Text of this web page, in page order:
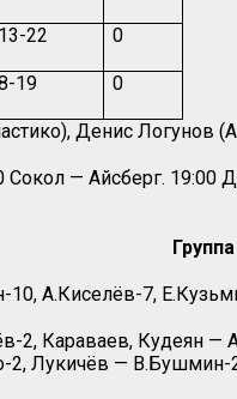
13-22 0
19 0
Денис Логунов
— Айсберг. 19:00
А.Киселёв-7,
2, Караваев, Кудеян —
2, Лукичёв —